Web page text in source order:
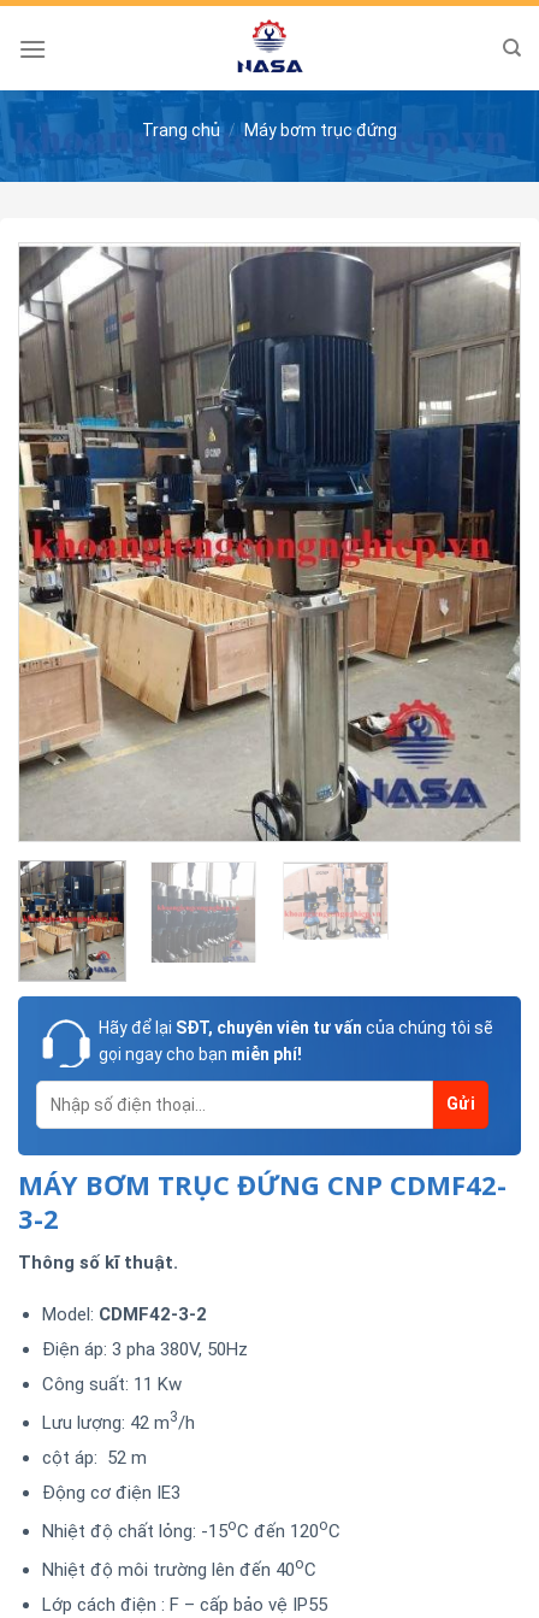
Skip
Trang chủ / Máy bơm trục đứng
Hãy để lại SĐT, chuyên viên tư vấn của chúng tôi sẽ
gọi ngay cho bạn miễn phí!
MÁY BƠM TRỤC ĐỨNG CNP CDMF42-
3-2
Thông số kĩ thuật.
Model: CDMF42-3-2
Điện áp: 3 pha 380V, 50Hz
Công suất: 11 Kw
Lưu lượng: 42 m3/h
cột áp: 52 m
Động cơ điện IE3
Nhiệt độ chất lỏng: -15oC đến 120oC
Nhiệt độ môi trường lên đến 40oC
Lớp cách điện : F – cấp bảo vệ IP55